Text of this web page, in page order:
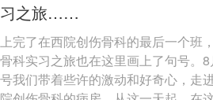
习之旅……
上完了在西院创伤骨科的最后一个班
骨科实习之旅也在这里画上了句号。8
号我们带着些许的激动和好奇心，走